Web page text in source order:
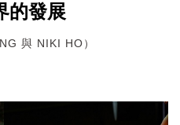
的發展
與 NIKI HO）